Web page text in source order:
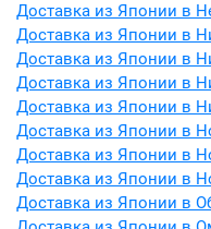
Доставка из Японии в
Доставка из Японии в
Доставка из Японии в
Доставка из Японии в
Доставка из Японии в
Доставка из Японии в
Доставка из Японии в
Доставка из Японии в
Доставка из Японии в